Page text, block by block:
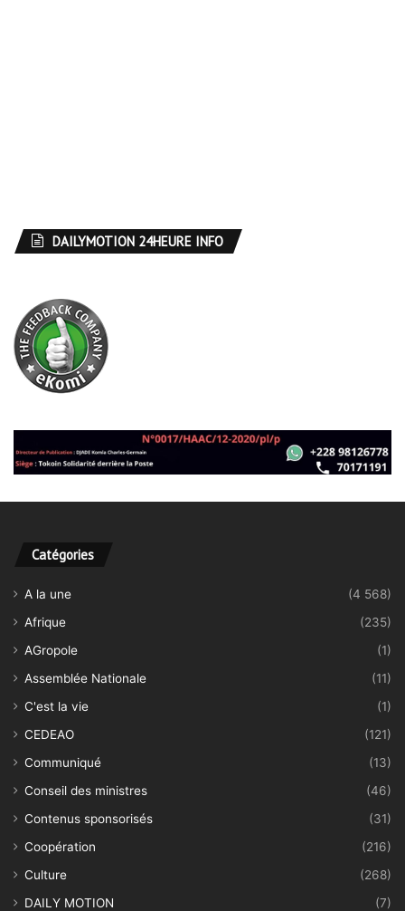
DAILYMOTION 24HEURE INFO
Catégories
A la une
(4 568)
Afrique
(235)
AGropole
(1)
Assemblée Nationale
(11)
C'est la vie
(1)
CEDEAO
(121)
Communiqué
(13)
Conseil des ministres
(46)
Contenus sponsorisés
(31)
Coopération
(216)
Culture
(268)
DAILY MOTION
(7)